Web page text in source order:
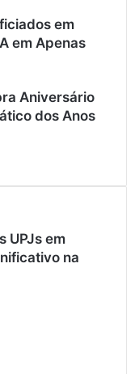
em
em Apenas
Aniversário
dos Anos
UPJs em
na